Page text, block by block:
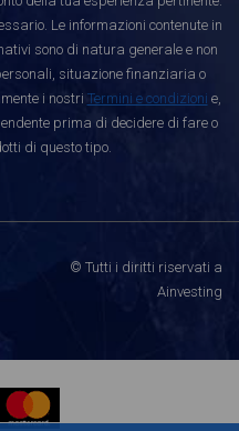
Le informazioni contenute in
sono di natura generale e non
situazione finanziaria o
i nostri Termini e condizioni e,
prima di decidere di fare o
di questo tipo.
© Tutti i diritti riservati a
Ainvesting